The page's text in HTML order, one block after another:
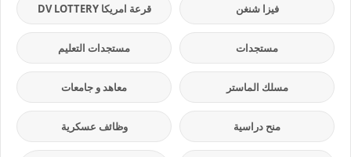
فيزا شنغن قرعة امريكا DV LOTTERY
مستجدات مستجدات التعليم
مسلك الماستر معاهد و جامعات
منح دراسية وظائف عسكرية